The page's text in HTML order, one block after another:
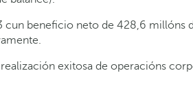
beneficio neto de 428,6 millóns
exitosa de operacións